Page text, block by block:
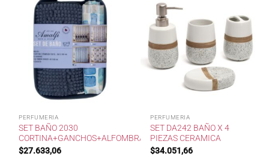
PERFUMERIA
SET BAÑO 2030
CORTINA+GANCHOS+ALFOMBRA+CANAST.
$27.633,06
PERFUMERIA
SET DA242 BAÑO X 4
PIEZAS CERAMICA
$34.051,66